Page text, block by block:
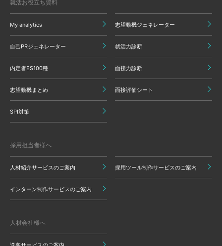
就活お役立ち資料
My analytics 志望動機ジェネレーター
自己PRジェネレーター 就活力診断
内定者ES100種 面接力診断
志望動機まとめ 面接評価シート
SPI対策
採用担当者様へ
人材紹介サービスのご案内 採用ツール制作サービスのご案内
インターン制作サービスのご案内
人材会社様へ